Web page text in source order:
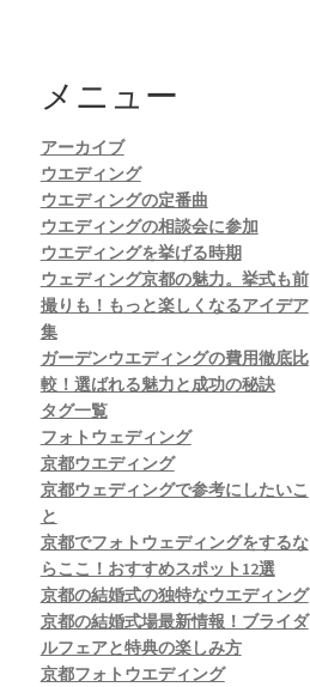
メニュー
アーカイブ
ウエディング
ウエディングの定番曲
ウエディングの相談会に参加
ウエディングを挙げる時期
ウェディング京都の魅力。挙式も前
撮りも！もっと楽しくなるアイデア
集
ガーデンウエディングの費用徹底比
較！選ばれる魅力と成功の秘訣
タグ一覧
フォトウェディング
京都ウエディング
京都ウェディングで参考にしたいこ
と
京都でフォトウェディングをするな
らここ！おすすめスポット12選
京都の結婚式の独特なウエディング
京都の結婚式場最新情報！ブライダ
ルフェアと特典の楽しみ方
京都フォトウエディング